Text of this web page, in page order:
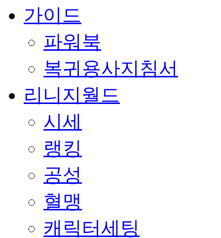
가이드
파워북
복귀용사지침서
리니지월드
시세
랭킹
공성
혈맹
캐릭터세팅